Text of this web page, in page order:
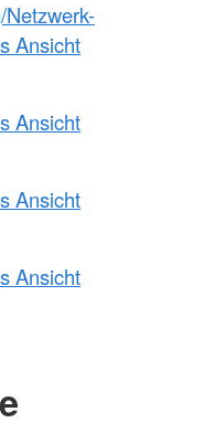
Ansicht
Ansicht
Ansicht
Ansicht